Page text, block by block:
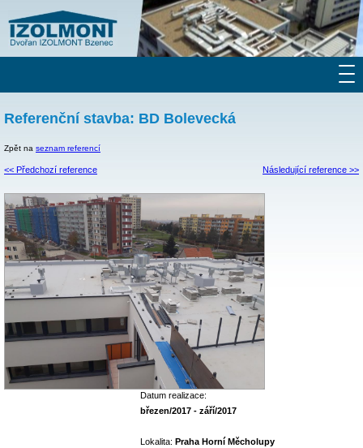
Referenční stavba: BD Bolevecká
Zpět na seznam referencí
<< Předchozí reference Následující reference >>
Datum realizace:
březen/2017 - září/2017
Lokalita: Praha Horní Měcholupy